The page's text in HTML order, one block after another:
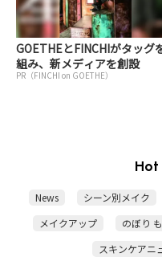
GOETHEとFINCHIがタッグ
組み、新メディアを創設
PR（FINCHI on GOETHE）
Hot
News シーン別メイク
メイクアップ
のぼり
スキンケアニ